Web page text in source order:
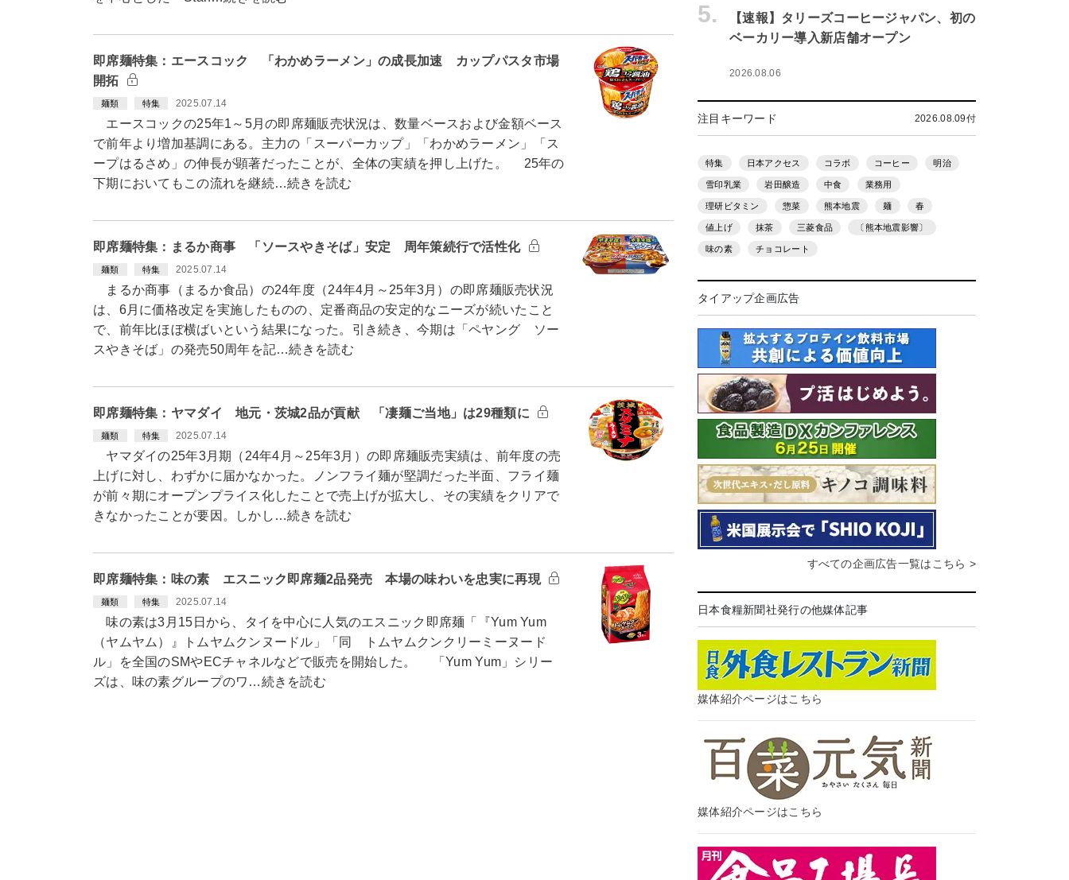
即席麺特集：エースコック 「わかめラーメン」の成長加速 カップパスタ市場
開拓
麺類 特集 2025.07.14
エースコックの25年1～5月の即席麺販売状況は、数量ベースおよび金額ベース
で前年より増加基調にある。主力の「スーパーカップ」「わかめラーメン」「ス
ープはるさめ」の伸長が顕著だったことが、全体の実績を押し上げた。 25年の
下期においてもこの流れを継続…続きを読む
即席麺特集：まるか商事 「ソースやきそば」安定 周年策続行で活性化
麺類 特集 2025.07.14
まるか商事（まるか食品）の24年度（24年4月～25年3月）の即席麺販売状況
は、6月に価格改定を実施したものの、定番商品の安定的なニーズが続いたこと
で、前年比ほぼ横ばいという結果になった。引き続き、今期は「ペヤング ソー
スやきそば」の発売50周年を記…続きを読む
即席麺特集：ヤマダイ 地元・茨城2品が貢献 「凄麺ご当地」は29種類に
麺類 特集 2025.07.14
ヤマダイの25年3月期（24年4月～25年3月）の即席麺販売実績は、前年度の売
上げに対し、わずかに届かなかった。ノンフライ麺が堅調だった半面、フライ麺
が前々期にオープンプライス化したことで売上げが拡大し、その実績をクリアで
きなかったことが要因。しかし…続きを読む
即席麺特集：味の素 エスニック即席麺2品発売 本場の味わいを忠実に再現
麺類 特集 2025.07.14
味の素は3月15日から、タイを中心に人気のエスニック即席麺「『Yum Yum
（ヤムヤム）』トムヤムクンヌードル」「同 トムヤムクンクリーミーヌード
ル」を全国のSMやECチャネルなどで販売を開始した。 「Yum Yum」シリー
ズは、味の素グループのワ…続きを読む
5.
【速報】タリーズコーヒージャパン、初の
ベーカリー導入新店舗オープン
2026.08.06
注目キーワード 2026.08.09付
特集 日本アクセス コラボ コーヒー 明治
雪印乳業 岩田醸造 中食 業務用
理研ビタミン 惣菜 熊本地震 麺 春
値上げ 抹茶 三菱食品 〔熊本地震影響〕
味の素 チョコレート
タイアップ企画広告
すべての企画広告一覧はこちら >
日本食糧新聞社発行の他媒体記事
媒体紹介ページはこちら
媒体紹介ページはこちら